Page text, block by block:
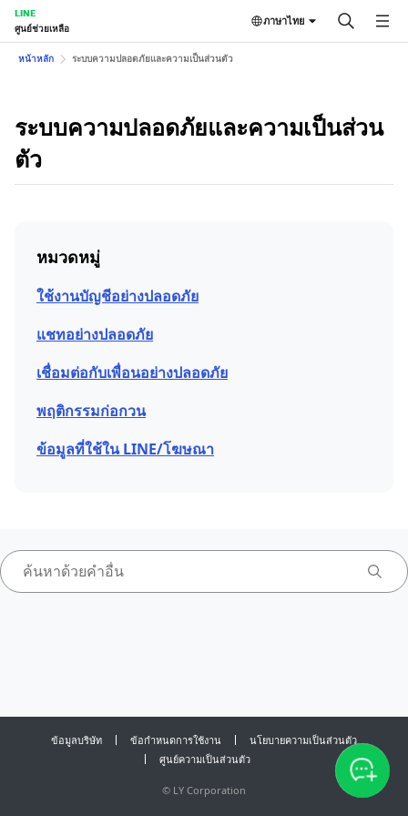
LINE
ศูนย์ช่วยเหลือ
ภาษาไทย
หน้าหลัก ระบบความปลอดภัยและความเป็นส่วนตัว
ระบบความปลอดภัยและความเป็นส่วน
ตัว
หมวดหมู่
ใช้งานบัญชีอย่างปลอดภัย
แชทอย่างปลอดภัย
เชื่อมต่อกับเพื่อนอย่างปลอดภัย
พฤติกรรมก่อกวน
ข้อมูลที่ใช้ใน LINE/โฆษณา
ข้อมูลบริษัท ข้อกำหนดการใช้งาน
นโยบายความเป็นส่วนตัว
ศูนย์ความเป็นส่วนตัว
© LY Corporation